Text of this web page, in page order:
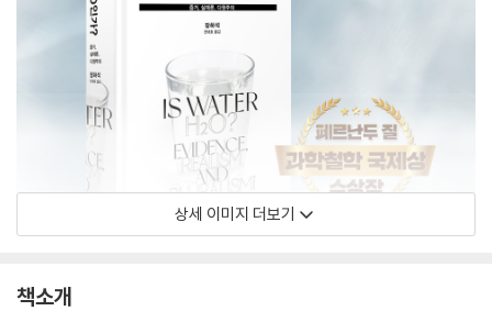
상세 이미지 더보기
책소개